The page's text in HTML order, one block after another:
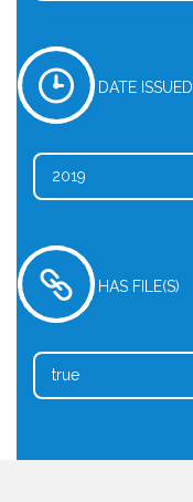
DATE ISSUED
2019
HAS FILE(S)
true